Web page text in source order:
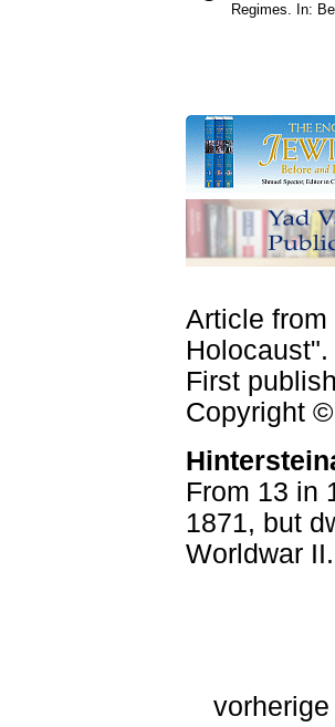
Regimes. In:
Article
Holocaust".
First
Copyright
From 13 in
1871, but
Worldwar